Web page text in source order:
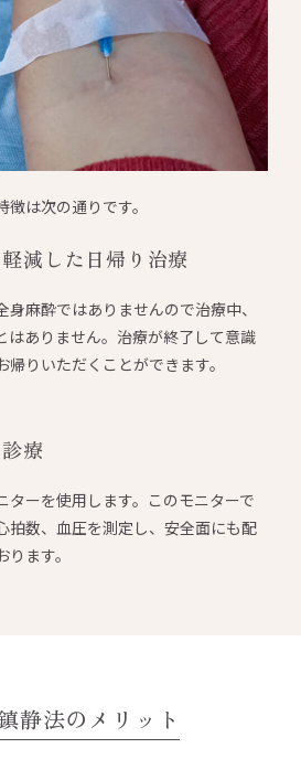
は次の通りです。
減した日帰り治療
麻酔ではありませんので治療中、
はありません。治療が終了して意識
りいただくことができます。
療
ターを使用します。このモニターで
拍数、血圧を測定し、安全面にも配
ます。
静法のメリット